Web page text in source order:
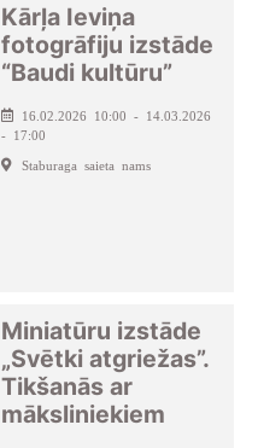
Kārļa Ieviņa
fotogrāfiju izstāde
“Baudi kultūru”
16.02.2026 10:00 - 14.03.2026
- 17:00
Staburaga saieta nams
Miniatūru izstāde
„Svētki atgriežas”.
Tikšanās ar
māksliniekiem